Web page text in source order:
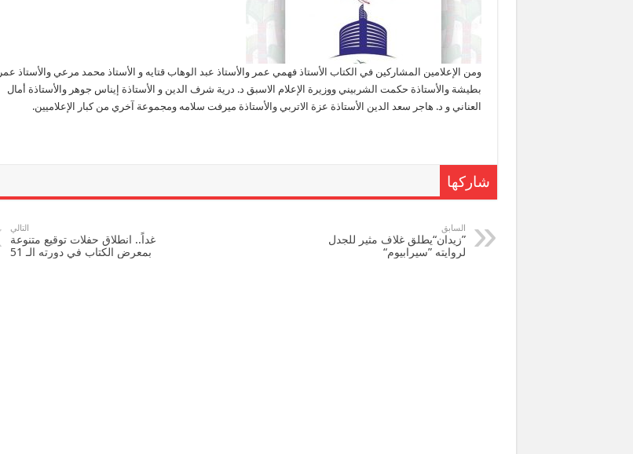
ومن الإعلامين المشاركين في الكتاب الأستاذ فهمي عمر والأستاذ عبد الوهاب قتايه و الأستاذ محمد مرعي والأستاذ عمر
بطيشة والأستاذة حكمت الشربيني ووزيرة الإعلام الاسبق د. درية شرف الدين و الأستاذة إيناس جوهر والأستاذة أمال
العناني و د. هاجر سعد الدين الأستاذة عزة الاتربي والأستاذة ميرفت سلامه ومجموعة آخري من كبار الإعلاميين.
شاركها
السابق
”زيدان“يطلق غلاف مثير للجدل
لروايته ”سيرابيوم“
التالي
غداً.. انطلاق حفلات توقيع متنوعة
بمعرض الكتاب في دورته الـ 51